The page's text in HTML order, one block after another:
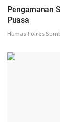
Pengamanan
Puasa
Humas Polres